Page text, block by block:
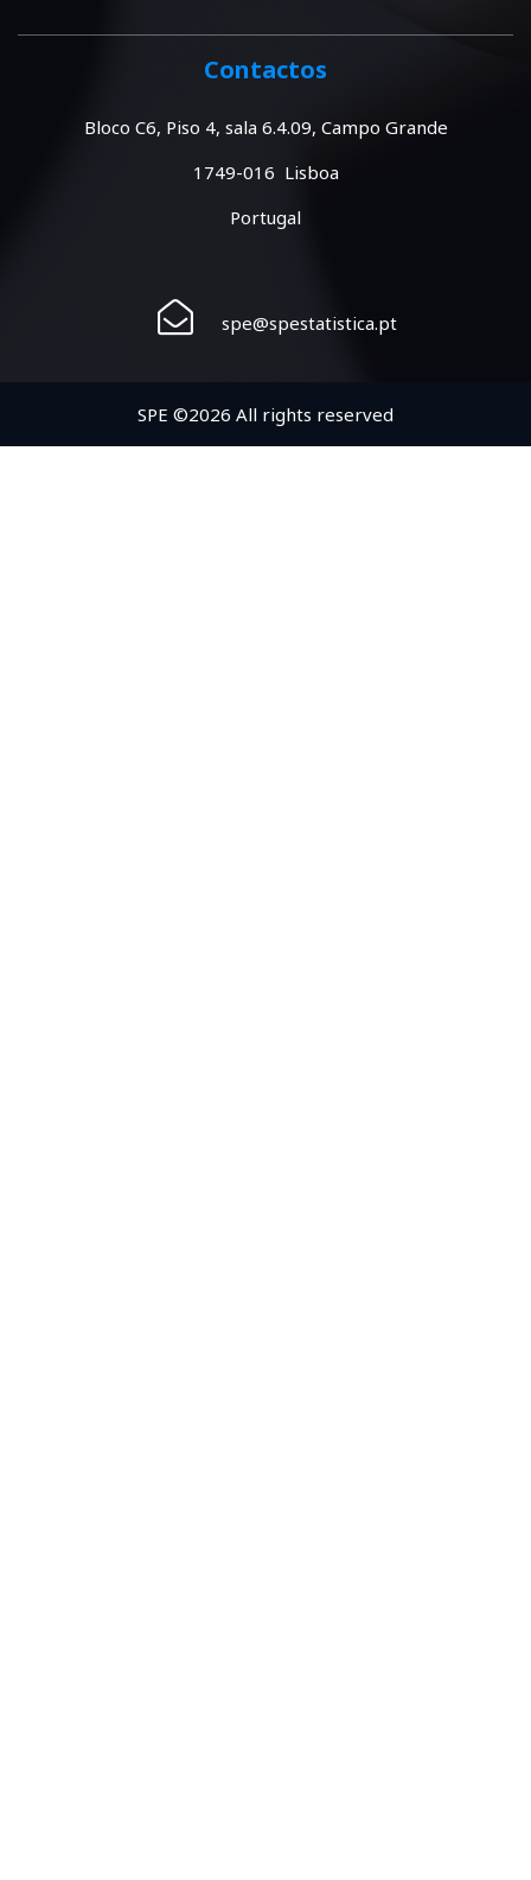
Contactos
Bloco C6, Piso 4, sala 6.4.09, Campo Grande
1749-016 Lisboa
Portugal
spe@spestatistica.pt
SPE ©2026 All rights reserved